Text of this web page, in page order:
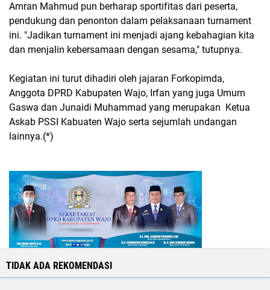
Amran Mahmud pun berharap sportifitas dari peserta,
pendukung dan penonton dalam pelaksanaan turnament
ini. "Jadikan turnament ini menjadi ajang kebahagian kita
dan menjalin kebersamaan dengan sesama," tutupnya.
Kegiatan ini turut dihadiri oleh jajaran Forkopimda,
Anggota DPRD Kabupaten Wajo, Irfan yang juga Umum
Gaswa dan Junaidi Muhammad yang merupakan Ketua
Askab PSSI Kabuaten Wajo serta sejumlah undangan
lainnya.(*)
TIDAK ADA REKOMENDASI